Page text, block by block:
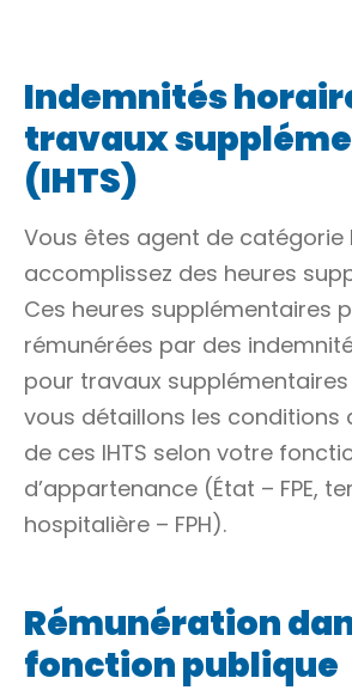
Indemnités
travaux
(IHTS)
Vous êtes agent de catégorie
accomplissez des heures
Ces heures supplémentaires
rémunérées par des
pour travaux supplémentaires
vous détaillons les conditions
de ces IHTS selon votre
d’appartenance (État – FPE,
hospitalière – FPH).
Rémunération
fonction publique